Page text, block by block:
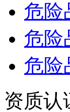
危险
危险
危险
资质认